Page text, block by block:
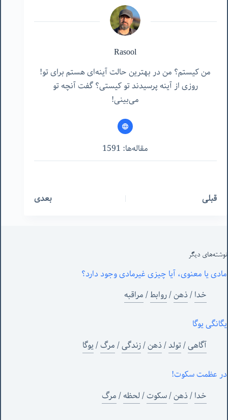
Rasool
من کیستم؟ من در بهترین حالت آینه‌ای هستم برای تو!
روزی از آینه پرسیدند تو کیستی؟ گفت آنچه تو
می‌بینی!
مقاله‌ها: 1591
قبلی بعدی
نوشته‌های‌ دیگر
مادی یا معنوی، آیا چیزی غیرمادی وجود دارد؟
خدا/ذهن/روابط/مراقبه
یگانگی یوگا
آگاهی/تولد/ذهن/زندگی/مرگ/یوگا
در عظمت سکوت!
خدا/ذهن/سکوت/لحظه/مرگ